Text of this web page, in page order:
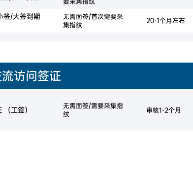
签/大签到期
无需面签/首次需要采
集指纹
20-1个月左右
访问签证
工签）
无需面签/需要采集指
纹
审核1-2个月